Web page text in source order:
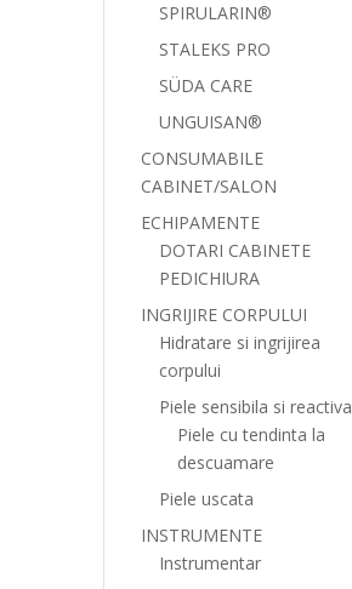
SPIRULARIN®
STALEKS PRO
SÜDA CARE
UNGUISAN®
CONSUMABILE
CABINET/SALON
ECHIPAMENTE
DOTARI CABINETE
PEDICHIURA
INGRIJIRE CORPULUI
Hidratare si ingrijirea
corpului
Piele sensibila si reactiva
Piele cu tendinta la
descuamare
Piele uscata
INSTRUMENTE
Instrumentar